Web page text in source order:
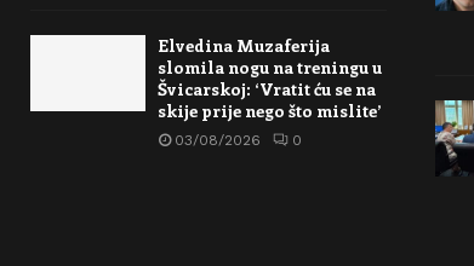
Elvedina Muzaferija
slomila nogu na treningu u
Švicarskoj: ‘Vratit ću se na
skije prije nego što mislite’
03/08/2026 0